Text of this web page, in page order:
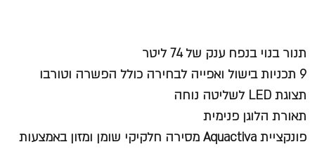
תנור בנוי בנפח ענק של 74 ליטר
9 תכניות בישול ואפייה לבחירה כולל הפשרה וטורבו
תצוגת LED לשליטה נוחה
תאורת הלוגן פנימית
פונקציית Aquactiva מסירה חלקיקי שומן ומזון באמצעות